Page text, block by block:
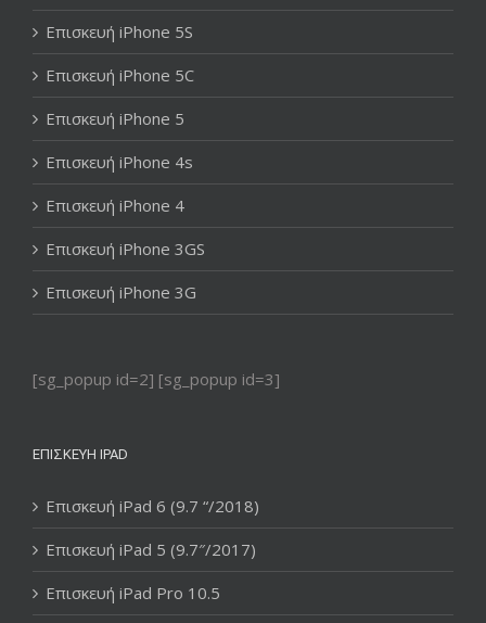
Επισκευή iPhone 5S
Επισκευή iPhone 5C
Επισκευή iPhone 5
Επισκευή iPhone 4s
Επισκευή iPhone 4
Επισκευή iPhone 3GS
Επισκευή iPhone 3G
[sg_popup id=2] [sg_popup id=3]
ΕΠΙΣΚΕΥΉ IPAD
Επισκευή iPad 6 (9.7 “/2018)
Επισκευή iPad 5 (9.7″/2017)
Επισκευή iPad Pro 10.5